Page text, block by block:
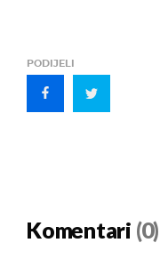
PODIJELI
Komentari (0)